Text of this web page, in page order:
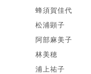
蜂須賀佳代
松浦顕子
阿部麻美子
林美穂
浦上祐子